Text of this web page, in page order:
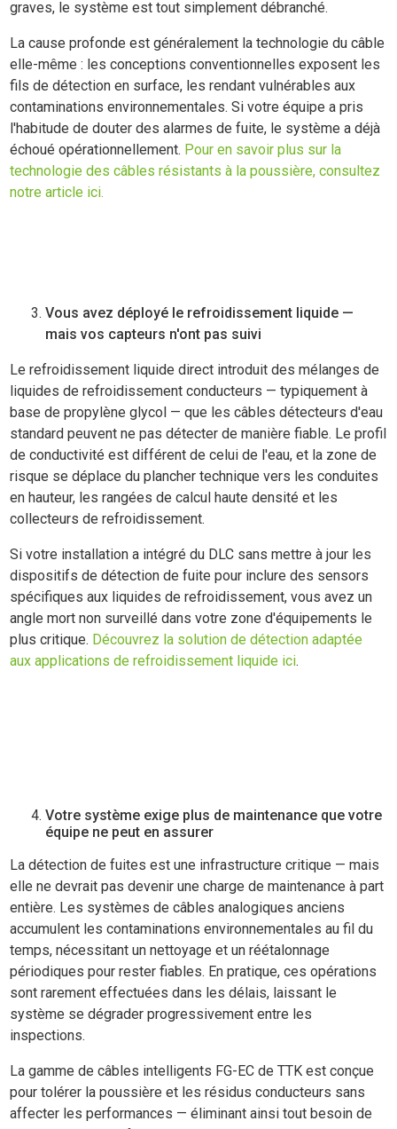
graves, le système est tout simplement débranché.
La cause profonde est généralement la technologie du câble
elle-même : les conceptions conventionnelles exposent les
fils de détection en surface, les rendant vulnérables aux
contaminations environnementales. Si votre équipe a pris
l'habitude de douter des alarmes de fuite, le système a déjà
échoué opérationnellement. Pour en savoir plus sur la
technologie des câbles résistants à la poussière, consultez
notre article ici.
Vous avez déployé le refroidissement liquide —
mais vos capteurs n'ont pas suivi
Le refroidissement liquide direct introduit des mélanges de
liquides de refroidissement conducteurs — typiquement à
base de propylène glycol — que les câbles détecteurs d'eau
standard peuvent ne pas détecter de manière fiable. Le profil
de conductivité est différent de celui de l'eau, et la zone de
risque se déplace du plancher technique vers les conduites
en hauteur, les rangées de calcul haute densité et les
collecteurs de refroidissement.
Si votre installation a intégré du DLC sans mettre à jour les
dispositifs de détection de fuite pour inclure des sensors
spécifiques aux liquides de refroidissement, vous avez un
angle mort non surveillé dans votre zone d'équipements le
plus critique. Découvrez la solution de détection adaptée
aux applications de refroidissement liquide ici.
Votre système exige plus de maintenance que votre
équipe ne peut en assurer
La détection de fuites est une infrastructure critique — mais
elle ne devrait pas devenir une charge de maintenance à part
entière. Les systèmes de câbles analogiques anciens
accumulent les contaminations environnementales au fil du
temps, nécessitant un nettoyage et un réétalonnage
périodiques pour rester fiables. En pratique, ces opérations
sont rarement effectuées dans les délais, laissant le
système se dégrader progressivement entre les
inspections.
La gamme de câbles intelligents FG-EC de TTK est conçue
pour tolérer la poussière et les résidus conducteurs sans
affecter les performances — éliminant ainsi tout besoin de